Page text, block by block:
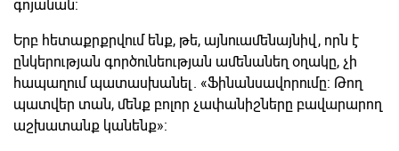
գոյանան:
Երբ հետաքրքրվում ենք, թե, այնուամենայնիվ, որն է
ընկերության գործունեության ամենանեղ օղակը, չի
հապաղում պատասխանել. «Ֆինանսավորումը: Թող
պատվեր տան, մենք բոլոր չափանիշները բավարարող
աշխատանք կանենք»: